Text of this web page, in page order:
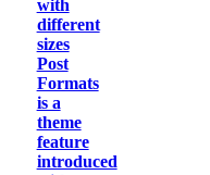
with
different
sizes
Post
Formats
is a
theme
feature
introduced